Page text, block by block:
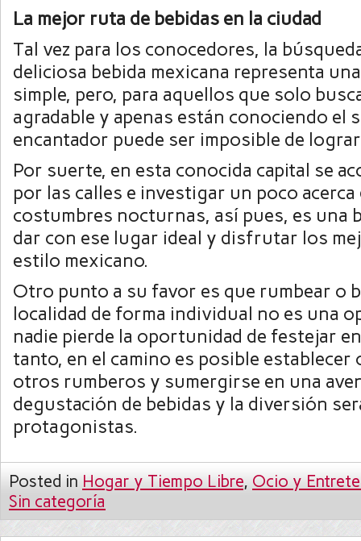
La mejor ruta de bebidas en la ciudad
Tal vez para los conocedores, la
deliciosa bebida mexicana representa
simple, pero, para aquellos que solo
agradable y apenas están conociendo el
encantador puede ser imposible de
Por suerte, en esta conocida capital se
por las calles e investigar un poco acerca
costumbres nocturnas, así pues, es una
dar con ese lugar ideal y disfrutar los
estilo mexicano.
Otro punto a su favor es que rumbear o
localidad de forma individual no es una
nadie pierde la oportunidad de festejar
tanto, en el camino es posible establecer
otros rumberos y sumergirse en una
degustación de bebidas y la diversión
protagonistas.
Posted in Hogar y Tiempo Libre, Ocio y
Sin categoría